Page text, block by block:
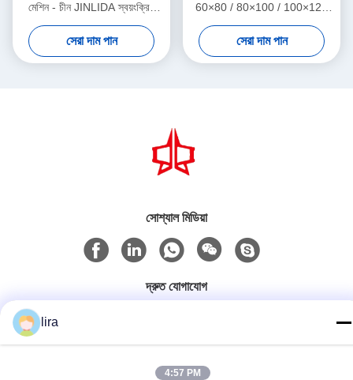
মেশিন - চীন JINLIDA স্বয়ংক্রিয়
গ্যাবিয়ন তারের জাল উদ্ভিদ
সেরা দাম পান
60×80 / 80×100 / 100×120
মিমি গ্যাবিয়ন বক্স উত্পাদনের জন্য
স্বয়ংক্রিয় হেক্সাগোনাল ওয়্যার নেট মেশিন
সেরা দাম পান
সোশ্যাল মিডিয়া
দ্রুত যোগাযোগ
টেলিফোন
86-510-86385783
lira
4:57 PM